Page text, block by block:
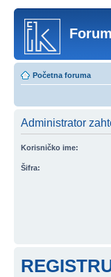
Početna foruma
Administrator
Korisničko ime:
Šifra: